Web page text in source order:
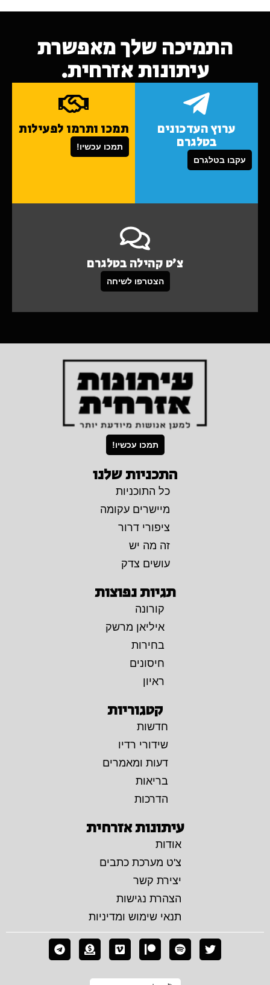
התמיכה שלך מאפשרת
עיתונות אזרחית.
ערוץ העדכונים
בטלגרם
עקבו בטלגרם
תמכו ותרמו לפעילות
תמכו עכשיו!
צ'ט קהילה בטלגרם
הצטרפו לשיחה
תמכו עכשיו!
התכניות שלנו
כל התוכניות
מיישרים עקומה
ציפורי דרור
זה מה יש
עושים צדק
תגיות נפוצות
קורונה
איליאן מרשק
בחירות
חיסונים
ראיון
קטגוריות
חדשות
שידורי רדיו
דעות ומאמרים
בריאות
הדרכות
עיתונות אזרחית
אודות
צ'ט מערכת כתבים
יצירת קשר
הצהרת נגישות
תנאי שימוש ומדיניות